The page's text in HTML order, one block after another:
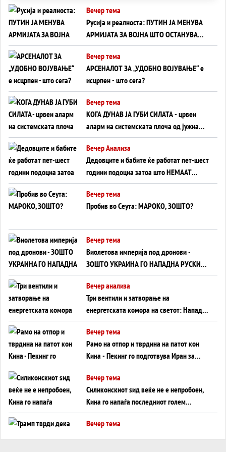
Вечер тема
Русија и реалноста: ПУТИН ЈА МЕНУВА
АРМИЈАТА ЗА ВОЈНА ШТО ОСТАНУВА
БЕЗ ФРОНТ
Вечер тема
АРСЕНАЛОТ ЗА „УДОБНО ВОЈУВАЊЕ“ е
исцрпен - што сега?
Вечер тема
КОГА ДУНАВ ЈА ГУБИ СИЛАТА - црвен
аларм на системската плоча од јужна
Германија до Црното Море...
Вечер Анализа
Дедовците и бабите ќе работат пет-шест
години подоцна затоа што НЕМААТ
ВНУЦИ ДА ГИ ЗАМЕНАТ
Вечер тема
Пробив во Сеута: МАРОКО, ЗОШТО?
Вечер тема
Виолетова империја под дронови -
ЗОШТО УКРАИНА ГО НАПАДНА РУСКИОТ
WILDBERRIES
Вечер анализа
Три вентили и затворање на
енергетската комора на светот: Нападот
во Суец најавува глобален енергетски
инфаркт?
Вечер тема
Рамо на отпор и тврдина на патот кон
Кина - Пекинг го подготвува Иран за
американска копнена инвазија
Вечер тема
Силиконскиот ѕид веќе не е непробоен,
Кина го напаѓа последниот голем
монопол на Западот?
Вечер тема